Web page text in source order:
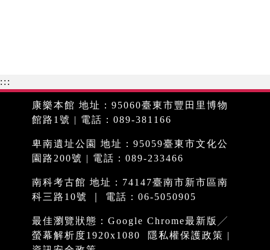
:::
康樂本館 地址：95060臺東市豐田里博物
館路1號 | 電話：089-381166
卑南遺址公園 地址：95059臺東市文化公
園路200號 | 電話：089-233466
南科考古館 地址：74147臺南市新市區南
科三路10號 ｜ 電話：06-5050905
最佳瀏覽狀態：Google Chrome最新版╱
螢幕解析度1920x1080
隱私權保護政策 |